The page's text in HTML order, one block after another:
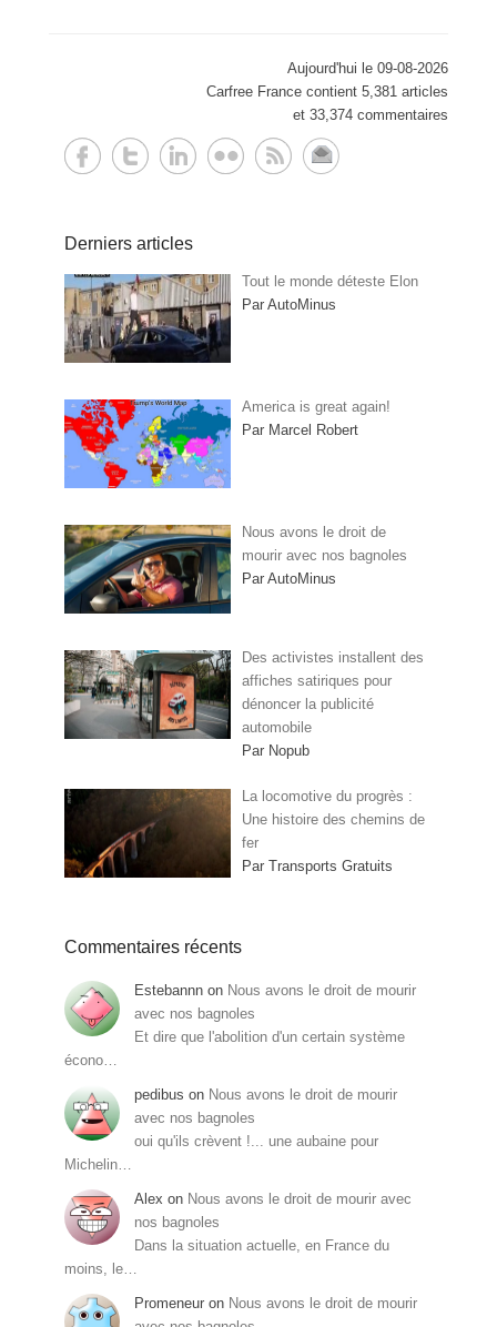
Aujourd'hui le 09-08-2026
Carfree France contient 5,381 articles
et 33,374 commentaires
Derniers articles
Tout le monde déteste Elon
Par AutoMinus
America is great again!
Par Marcel Robert
Nous avons le droit de
mourir avec nos bagnoles
Par AutoMinus
Des activistes installent des
affiches satiriques pour
dénoncer la publicité
automobile
Par Nopub
La locomotive du progrès :
Une histoire des chemins de
fer
Par Transports Gratuits
Commentaires récents
Estebannn on Nous avons le droit de mourir
avec nos bagnoles
Et dire que l'abolition d'un certain système
écono…
pedibus on Nous avons le droit de mourir
avec nos bagnoles
oui qu'ils crèvent !... une aubaine pour
Michelin…
Alex on Nous avons le droit de mourir avec
nos bagnoles
Dans la situation actuelle, en France du
moins, le…
Promeneur on Nous avons le droit de mourir